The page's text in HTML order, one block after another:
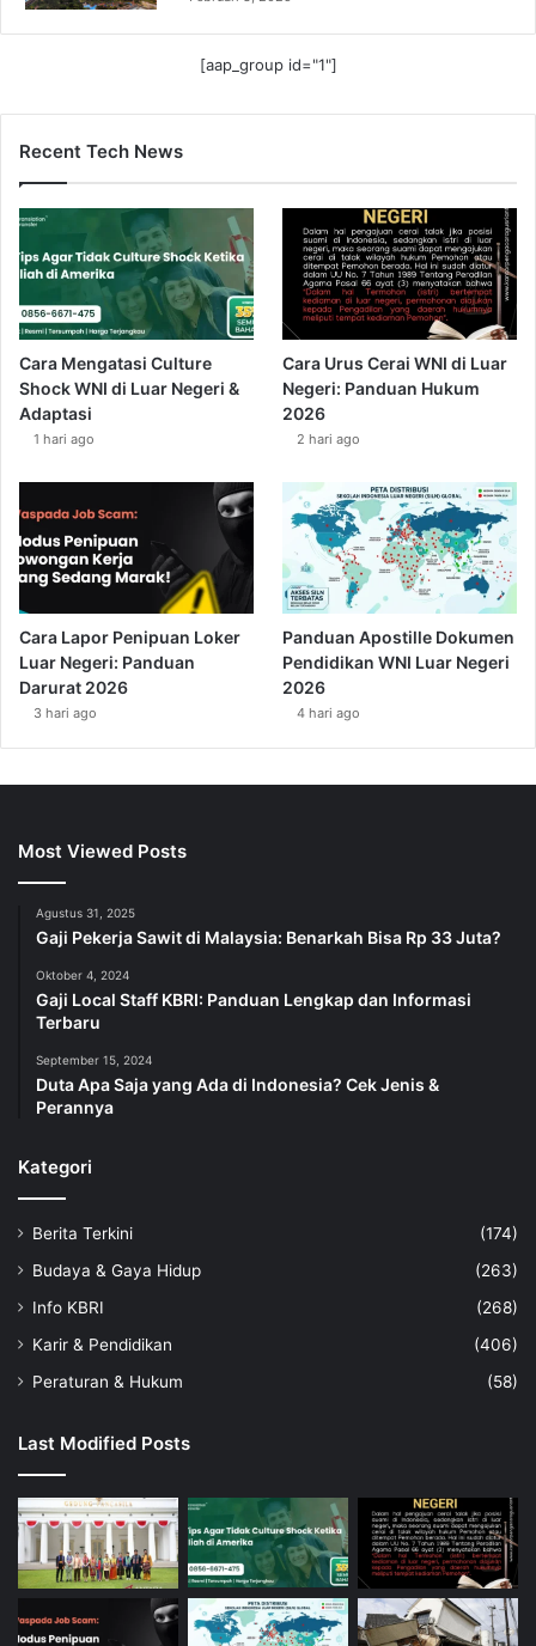
[aap_group id="1"]
Recent Tech News
Cara Mengatasi Culture
Shock WNI di Luar Negeri &
Adaptasi
1 hari ago
Cara Urus Cerai WNI di Luar
Negeri: Panduan Hukum
2026
2 hari ago
Cara Lapor Penipuan Loker
Luar Negeri: Panduan
Darurat 2026
3 hari ago
Panduan Apostille Dokumen
Pendidikan WNI Luar Negeri
2026
4 hari ago
Most Viewed Posts
Agustus 31, 2025
Gaji Pekerja Sawit di Malaysia: Benarkah Bisa Rp 33 Juta?
Oktober 4, 2024
Gaji Local Staff KBRI: Panduan Lengkap dan Informasi
Terbaru
September 15, 2024
Duta Apa Saja yang Ada di Indonesia? Cek Jenis &
Perannya
Kategori
Berita Terkini
(174)
Budaya & Gaya Hidup
(263)
Info KBRI
(268)
Karir & Pendidikan
(406)
Peraturan & Hukum
(58)
Last Modified Posts